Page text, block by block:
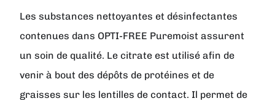
Les substances nettoyantes et désinfectantes
contenues dans OPTI-FREE Puremoist assurent
un soin de qualité. Le citrate est utilisé afin de
venir à bout des dépôts de protéines et de
graisses sur les lentilles de contact. Il permet de